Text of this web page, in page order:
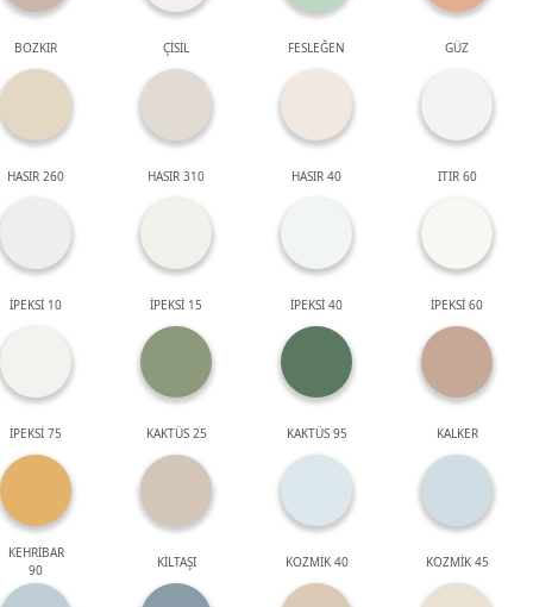
BOZKIR ÇİSİL FESLEĞEN GÜZ
HASIR 260 HASIR 310 HASIR 40 ITIR 60
İPEKSİ 10 İPEKSİ 15 İPEKSİ 40 İPEKSİ 60
İPEKSİ 75 KAKTÜS 25 KAKTÜS 95 KALKER
KEHRİBAR
90
KİLTAŞI KOZMİK 40 KOZMİK 45